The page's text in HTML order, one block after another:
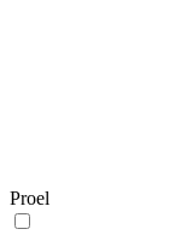
Proel